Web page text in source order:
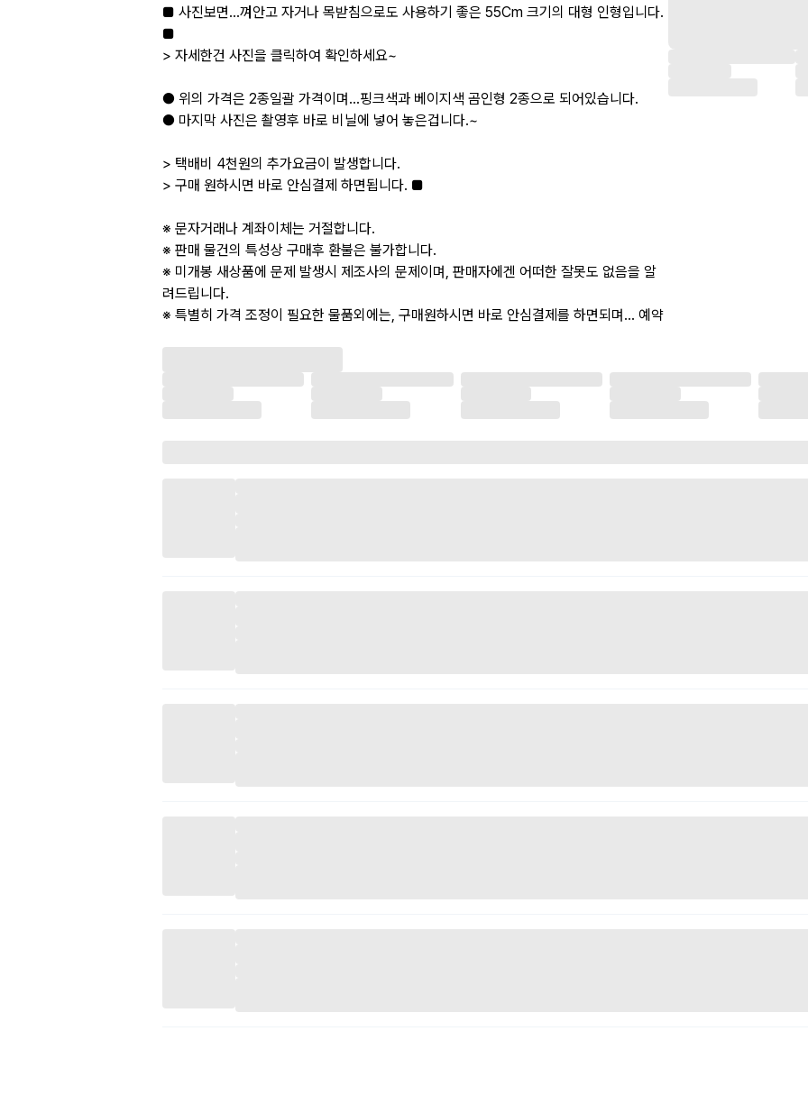
■ 사진보면...껴안고 자거나 목받침으로도 사용하기 좋은 55Cm 크기의 대형 인형입니다.
■
> 자세한건 사진을 클릭하여 확인하세요~
● 위의 가격은 2종일괄 가격이며...핑크색과 베이지색 곰인형 2종으로 되어있습니다.
● 마지막 사진은 촬영후 바로 비닐에 넣어 놓은겁니다.~
> 택배비 4천원의 추가요금이 발생합니다.
> 구매 원하시면 바로 안심결제 하면됩니다. ■
※ 문자거래나 계좌이체는 거절합니다.
※ 판매 물건의 특성상 구매후 환불은 불가합니다.
※ 미개봉 새상품에 문제 발생시 제조사의 문제이며, 판매자에겐 어떠한 잘못도 없음을 알
려드립니다.
※ 특별히 가격 조정이 필요한 물품외에는, 구매원하시면 바로 안심결제를 하면되며... 예약